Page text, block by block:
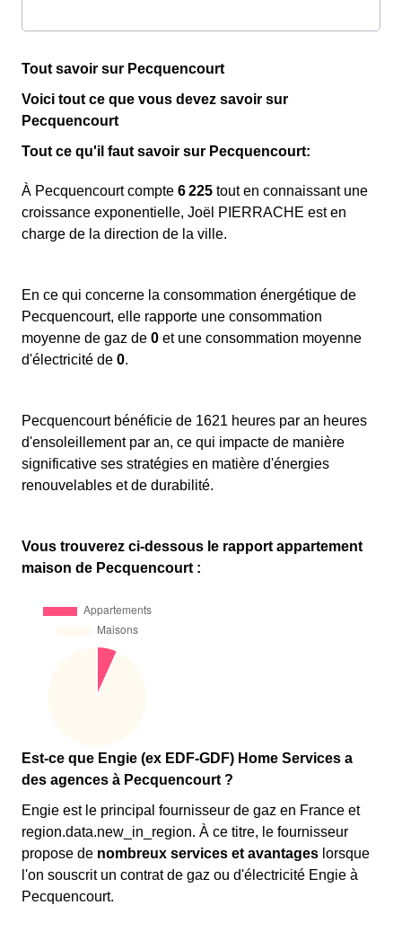
Tout savoir sur Pecquencourt
Voici tout ce que vous devez savoir sur
Pecquencourt
Tout ce qu'il faut savoir sur Pecquencourt:
À Pecquencourt compte 6 225 tout en connaissant une
croissance exponentielle, Joël PIERRACHE est en
charge de la direction de la ville.
En ce qui concerne la consommation énergétique de
Pecquencourt, elle rapporte une consommation
moyenne de gaz de 0 et une consommation moyenne
d'électricité de 0.
Pecquencourt bénéficie de 1621 heures par an heures
d'ensoleillement par an, ce qui impacte de manière
significative ses stratégies en matière d'énergies
renouvelables et de durabilité.
Vous trouverez ci-dessous le rapport appartement
maison de Pecquencourt :
Est-ce que Engie (ex EDF-GDF) Home Services a
des agences à Pecquencourt ?
Engie est le principal fournisseur de gaz en France et
region.data.new_in_region. À ce titre, le fournisseur
propose de nombreux services et avantages lorsque
l'on souscrit un contrat de gaz ou d'électricité Engie à
Pecquencourt.